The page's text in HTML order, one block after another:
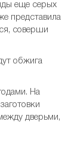
еще серых
представила
соверши
На
дверьми,